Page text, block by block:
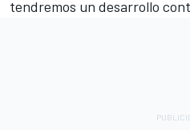
tendremos un desarrollo